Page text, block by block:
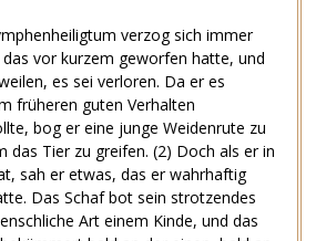
verzog sich immer
vor kurzem geworfen hatte, und
es sei verloren. Da er es
früheren guten Verhalten
bog er eine junge Weidenrute zu
das Tier zu greifen. (2) Doch als er in
sah er etwas, das er wahrhaftig
Das Schaf bot sein strotzendes
Art einem Kinde, und das